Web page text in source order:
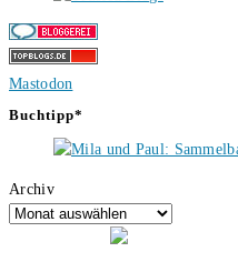
Mastodon
Buchtipp*
Archiv